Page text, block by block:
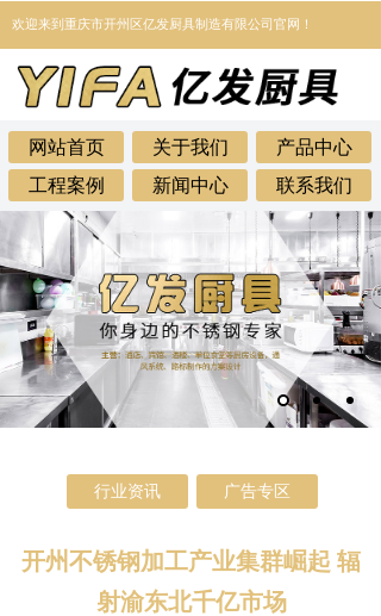
网站首页 关于我们
产品中心
工程案例
新闻中心 联系我们
欢迎来到 重庆市开州区亿发厨具制造有限公司官网！
行业资讯 广告专区
开州不锈钢加工产业集群崛起 辐
射渝东北千亿市场